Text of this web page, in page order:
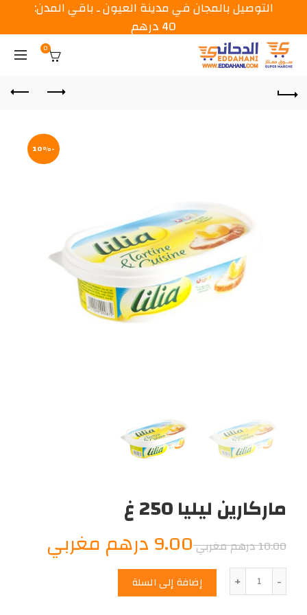
0
-10%
ماركارين ليليا 250 غ
10.00درهم مغربيالسعر
الأصلي
هو:
9.00درهم مغربي
الكمية إضافة إلى السلة
التوصيل بالمجان في مدينة العيون ـ باقي المدن:
40 درهم